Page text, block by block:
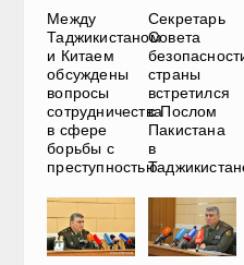
Между
Таджикистаном
и Китаем
обсуждены
вопросы
сотрудничества
в сфере
борьбы с
преступностью
Секретарь
Совета
страны
встретился
с Послом
Пакистана
в